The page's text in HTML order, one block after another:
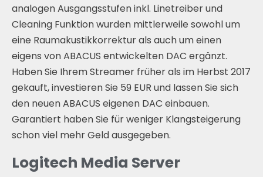
analogen Ausgangsstufen inkl. Linetreiber und
Cleaning Funktion wurden mittlerweile sowohl um
eine Raumakustikkorrektur als auch um einen
eigens von ABACUS entwickelten DAC ergänzt.
Haben Sie Ihrem Streamer früher als im Herbst 2017
gekauft, investieren Sie 59 EUR und lassen Sie sich
den neuen ABACUS eigenen DAC einbauen.
Garantiert haben Sie für weniger Klangsteigerung
schon viel mehr Geld ausgegeben.
Logitech Media Server